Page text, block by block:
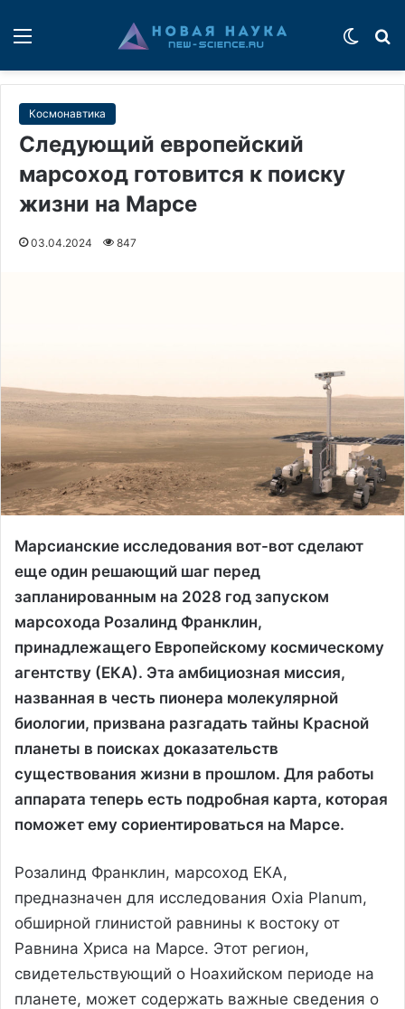
Космонавтика
Следующий европейский
марсоход готовится к поиску
жизни на Марсе
03.04.2024 847
Марсианские исследования вот-вот сделают
еще один решающий шаг перед
запланированным на 2028 год запуском
марсохода Розалинд Франклин,
принадлежащего Европейскому космическому
агентству (ЕКА). Эта амбициозная миссия,
названная в честь пионера молекулярной
биологии, призвана разгадать тайны Красной
планеты в поисках доказательств
существования жизни в прошлом. Для работы
аппарата теперь есть подробная карта, которая
поможет ему сориентироваться на Марсе.
Розалинд Франклин, марсоход ЕКА,
предназначен для исследования Oxia Planum,
обширной глинистой равнины к востоку от
Равнина Хриса на Марсе. Этот регион,
свидетельствующий о Ноахийском периоде на
планете, может содержать важные сведения о